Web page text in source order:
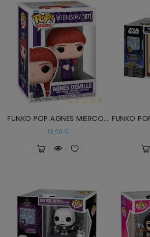
FUNKO POP AGNES MIERCOLES
19,99 €Precio